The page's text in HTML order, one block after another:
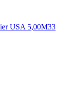
USA 5,00M33